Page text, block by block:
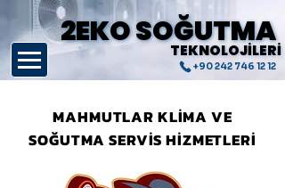
+90 242 746 12 12
2EKO SOĞUTMA
2EKO SOĞUTMA
TEKNOLOJİLERİ
TEKNOLOJİLERİ
MAHMUTLAR KLİMA VE
SOĞUTMA SERVİS HİZMETLERİ